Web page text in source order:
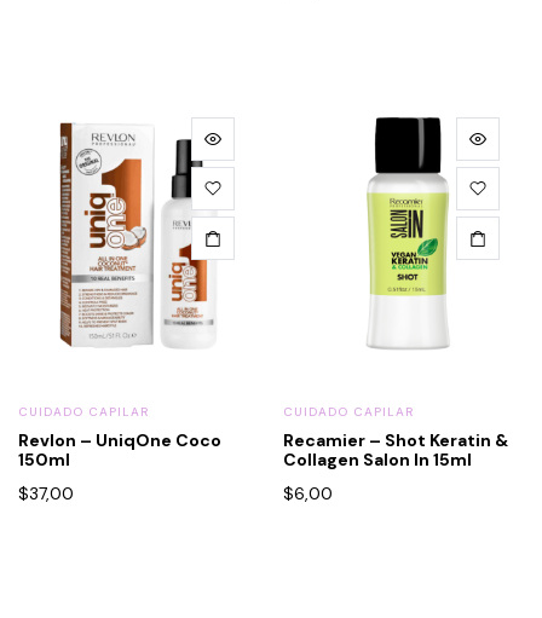
CUIDADO CAPILAR
Revlon – UniqOne Coco
150ml
$37,00
CUIDADO CAPILAR
Recamier – Shot Keratin &
Collagen Salon In 15ml
$6,00